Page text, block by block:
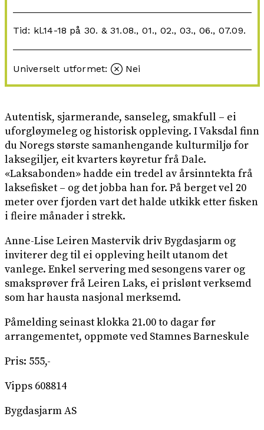
Tid: kl.14-18 på 30. & 31.08., 01., 02., 03., 06., 07.09.
Universelt utformet: Nei
Autentisk, sjarmerande, sanseleg, smakfull – ei
uforgløymeleg og historisk oppleving. I Vaksdal finn
du Noregs største samanhengande kulturmiljø for
laksegiljer, eit kvarters køyretur frå Dale.
«Laksabonden» hadde ein tredel av årsinntekta frå
laksefisket – og det jobba han for. På berget vel 20
meter over fjorden vart det halde utkikk etter fisken
i fleire månader i strekk.
Anne-Lise Leiren Mastervik driv Bygdasjarm og
inviterer deg til ei oppleving heilt utanom det
vanlege. Enkel servering med sesongens varer og
smaksprøver frå Leiren Laks, ei prislønt verksemd
som har hausta nasjonal merksemd.
Påmelding seinast klokka 21.00 to dagar før
arrangementet, oppmøte ved Stamnes Barneskule
Pris: 555,-
Vipps 608814
Bygdasjarm AS